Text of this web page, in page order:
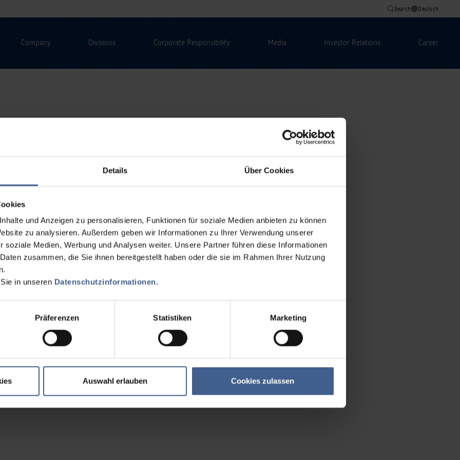
Details Über Cookies
und Anzeigen zu personalisieren, Funktionen für soziale Medien anbieten zu können
zu analysieren. Außerdem geben wir Informationen zu Ihrer Verwendung unserer
soziale Medien, Werbung und Analysen weiter. Unsere Partner führen diese Informationen
zusammen, die Sie ihnen bereitgestellt haben oder die sie im Rahmen Ihrer Nutzung
in unseren Datenschutzinformationen.
Präferenzen Statistiken Marketing
Auswahl erlauben Cookies zulassen
Search Deutsch
Company Divisions Corporate Responsibility Media Investor Relations Career